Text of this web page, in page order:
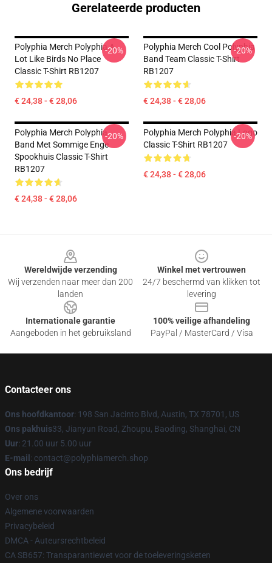
Gerelateerde producten
Polyphia Merch Polyphia A
Lot Like Birds No Place
Classic T-Shirt RB1207
€ 24,38 - € 28,06
-20%
Polyphia Merch Cool Polyphia
Band Team Classic T-Shirt
RB1207
€ 24,38 - € 28,06
-20%
Polyphia Merch Polyphia
Band Met Sommige Enge
Spookhuis Classic T-Shirt
RB1207
€ 24,38 - € 28,06
-20%
Polyphia Merch Polyphia Logo
Classic T-Shirt RB1207
€ 24,38 - € 28,06
-20%
Wereldwijde verzending
Wij verzenden naar meer dan 200
landen
Winkel met vertrouwen
24/7 beschermd van klikken tot
levering
Internationale garantie
Aangeboden in het gebruiksland
100% veilige afhandeling
PayPal / MasterCard / Visa
Contacteer ons
Ons hoofdkantoor: 198 San Jacinto Blvd, Austin, TX 78701, US
Ons pakhuis33, Jianyun Road, Zhoupu, Baoding, Shanghai, CN
Uur: 21.00 uur 5.00 uur
E-mail : contact@polyphiamerch.shop
Ons bedrijf
Over ons
Algemene voorwaarden
Privacybeleid
DMCA - Auteursrechtbeleid
CA SB657: Transparantiewet voor de toeleveringsketen